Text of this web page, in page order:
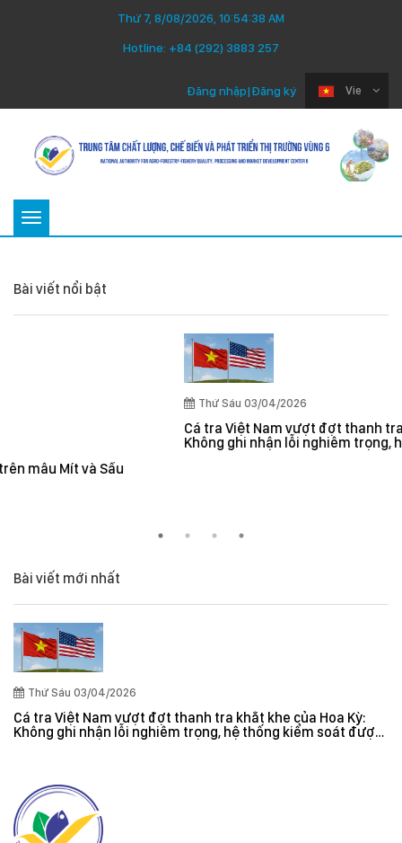
Thứ 7, 8/08/2026, 10:54:39 AM
Hotline: +84 (292) 3883 257
Vie
Đăng nhập|Đăng ký
Toggle
Bài viết nổi bật
Cá tra Việt Nam vượt đợt thanh tra khắt khe của Hoa Kỳ:
Không ghi nhận lỗi nghiêm trọng, hệ thống kiểm soát được
Bài viết mới nhất
Thứ Sáu 03/04/2026
Cá tra Việt Nam vượt đợt thanh tra khắt khe của Hoa Kỳ:
Không ghi nhận lỗi nghiêm trọng, hệ thống kiểm soát được